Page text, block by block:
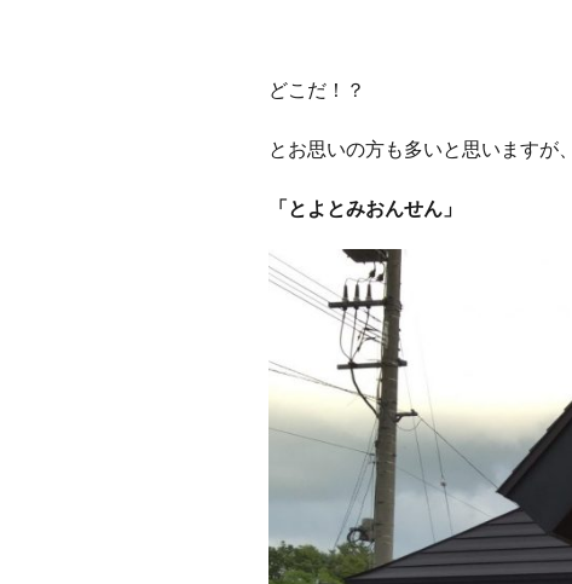
どこだ！？
とお思いの方も多いと思いますが
「とよとみおんせん」